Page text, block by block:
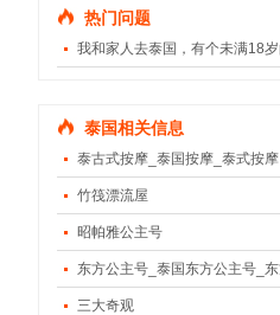
热门问题
泰国相关信息
泰古式按摩_泰国按摩_泰式按摩
竹筏漂流屋
昭帕雅公主号
三大奇观